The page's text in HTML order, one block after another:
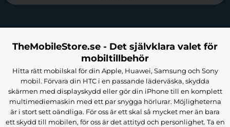
TheMobileStore.se - Det självklara valet för
mobiltillbehör
Hitta rätt mobilskal för din Apple, Huawei, Samsung och Sony
mobil. Förvara din HTC i en passande läderväska, skydda
skärmen med displayskydd eller gör din iPhone till en komplett
multimediemaskin med ett par snygga hörlurar. Möjligheterna
är i stort sett oändliga. För oss är ett skal så mycket mer än bara
ett skydd till mobilen, för oss är det attityd och personlighet. Ta en